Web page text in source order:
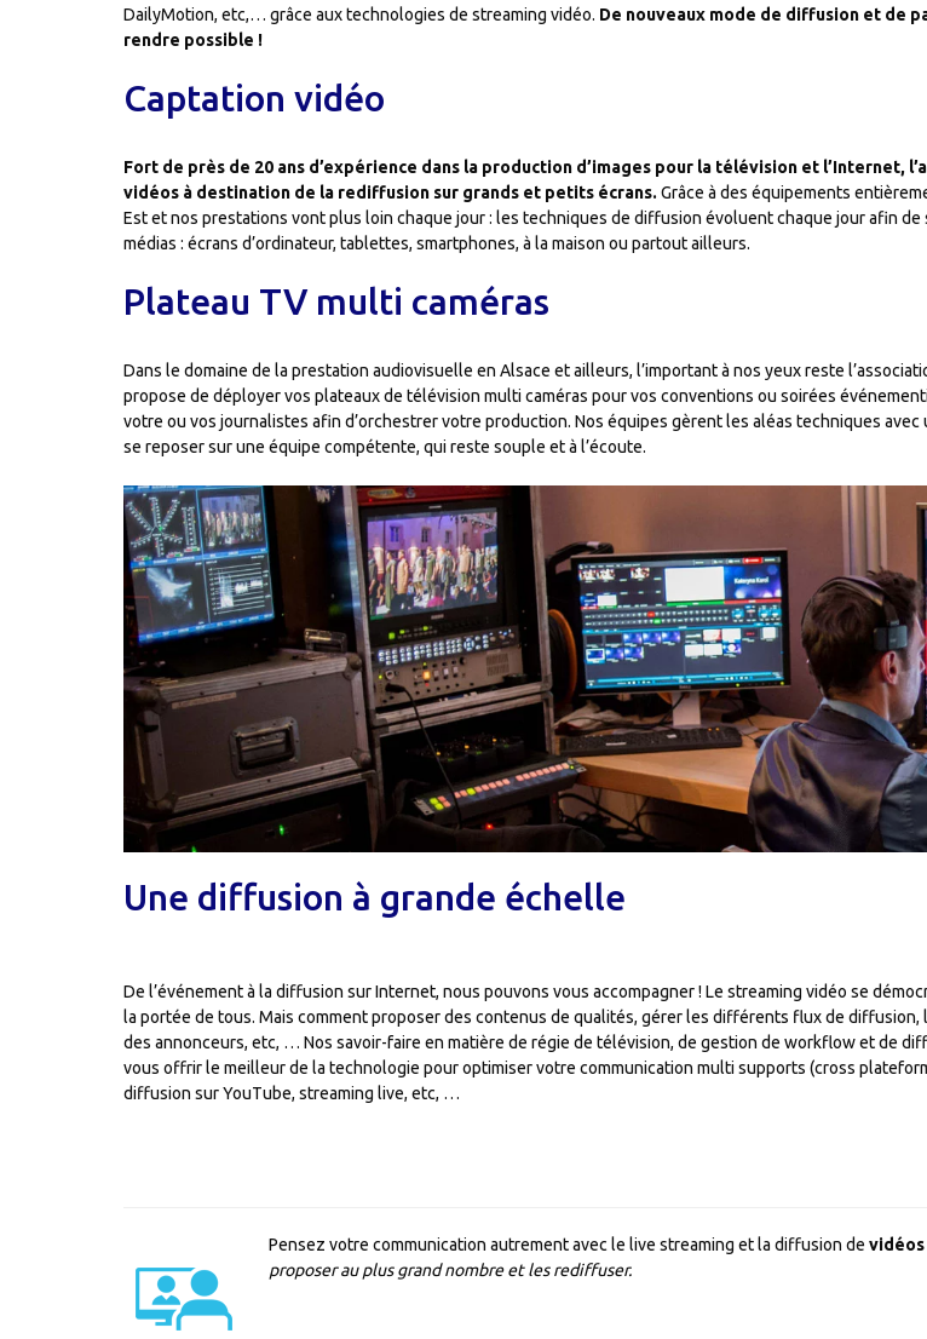
DailyMotion, etc,… grâce aux technologies de streaming vidéo. De nouveaux mode de diffusion et de
rendre possible !
Captation vidéo
Fort de près de 20 ans d’expérience dans la production d’images pour la télévision et l’Internet,
vidéos à destination de la rediffusion sur grands et petits écrans. Grâce à des équipements
Est et nos prestations vont plus loin chaque jour : les techniques de diffusion évoluent chaque jour afin
médias : écrans d’ordinateur, tablettes, smartphones, à la maison ou partout ailleurs.
Plateau TV multi caméras
Dans le domaine de la prestation audiovisuelle en Alsace et ailleurs, l’important à nos yeux reste
propose de déployer vos plateaux de télévision multi caméras pour vos conventions ou soirées
votre ou vos journalistes afin d’orchestrer votre production. Nos équipes gèrent les aléas techniques
se reposer sur une équipe compétente, qui reste souple et à l’écoute.
Une diffusion à grande échelle
De l’événement à la diffusion sur Internet, nous pouvons vous accompagner ! Le streaming vidéo se
la portée de tous. Mais comment proposer des contenus de qualités, gérer les différents flux de diffusion,
des annonceurs, etc, … Nos savoir-faire en matière de régie de télévision, de gestion de workflow et de
vous offrir le meilleur de la technologie pour optimiser votre communication multi supports (cross
diffusion sur YouTube, streaming live, etc, …
Pensez votre communication autrement avec le live streaming et la diffusion de
proposer au plus grand nombre et les rediffuser.